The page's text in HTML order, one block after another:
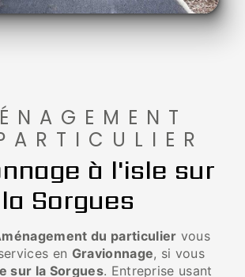
à l'isle sur
la Sorgues
du particulier vous
en Gravionnage, si vous
sur la Sorgues. Entreprise usant